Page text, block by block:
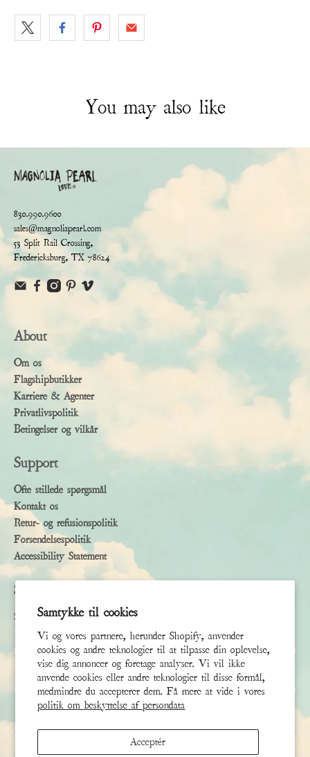
Samtykke til cookies
Vi og vores partnere, herunder Shopify, anvender
cookies og andre teknologier til at tilpasse din oplevelse,
vise dig annoncer og foretage analyser. Vi vil ikke
anvende cookies eller andre teknologier til disse formål,
medmindre du accepterer dem. Få mere at vide i vores
politik om beskyttelse af persondata
Acceptér
You may also like
830.990.9600
sales@magnoliapearl.com
53 Split Rail Crossing,
Fredericksburg, TX 78624
About
Om os
Flagshipbutikker
Karriere & Agenter
Privatlivspolitik
Betingelser og vilkår
Support
Ofte stillede spørgsmål
Kontakt os
Retur- og refusionspolitik
Forsendelsespolitik
Accessibility Statement
Subscribe
Sign up to receive the latest news & connect with your stylist
Fornavn
Efternavn
E-mail